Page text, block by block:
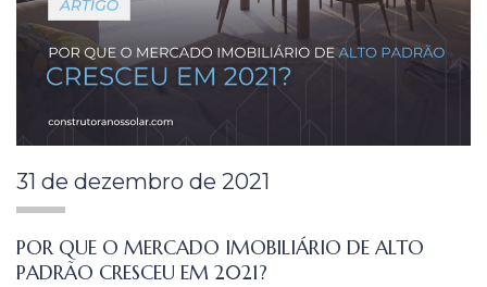
31 de dezembro de 2021
POR QUE O MERCADO IMOBILIÁRIO DE ALTO
PADRÃO CRESCEU EM 2021?